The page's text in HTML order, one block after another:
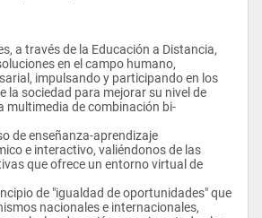
en el campo humano,
impulsando y participando en los
la sociedad para mejorar su nivel de
multimedia de combinación bi-
e interactivo, valiéndonos de las
que ofrece un entorno virtual de
nacionales e internacionales,